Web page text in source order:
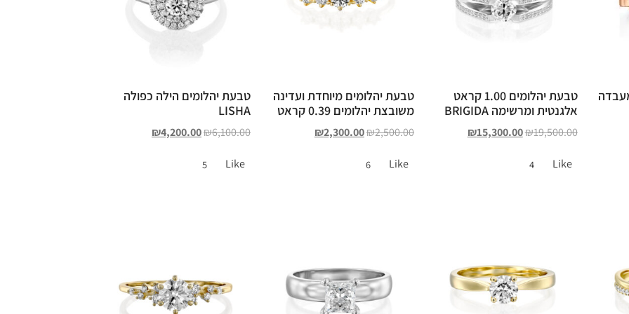
טבעת יהלומים 1.00 קראט
אלגנטית ומרשימה BRIGIDA
₪19,500.00
₪15,300.00
Like
4
טבעת יהלומים מיוחדת ועדינה
משובצת יהלומים 0.39 קראט
₪2,500.00
₪2,300.00
Like
6
טבעת יהלומים הילה כפולה
LISHA
₪6,100.00
₪4,200.00
Like
5